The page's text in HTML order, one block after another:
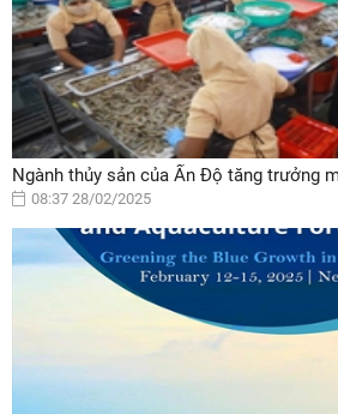
Ngành thủy sản của Ấn Độ tăng trưởng
08:37 28/02/2025